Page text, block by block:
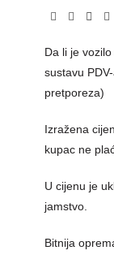
Da li je
sustavu
pretporeza)
Izražena
kupac ne
U cijenu je
jamstvo.
Bitnija